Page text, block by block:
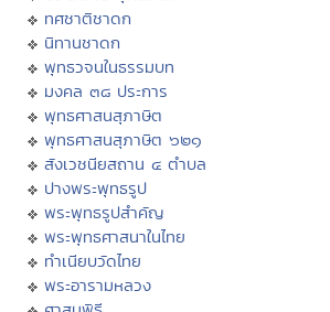
ทศชาติชาดก
นิทานชาดก
พุทธวจนในธรรมบท
มงคล ๓๘ ประการ
พุทธศาสนสุภาษิต
พุทธศาสนสุภาษิต ๖๒๑
สังเวชนียสถาน ๔ ตำบล
ปางพระพุทธรูป
พระพุทธรูปสำคัญ
พระพุทธศาสนาในไทย
ทำเนียบวัดไทย
พระอารามหลวง